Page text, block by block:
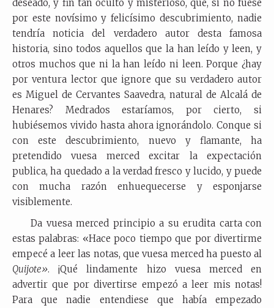
deseado, y fin tan oculto y misterioso, que, si no fuese
por este novísimo y felicísimo descubrimiento, nadie
tendría noticia del verdadero autor desta famosa
historia, sino todos aquellos que la han leído y leen, y
otros muchos que ni la han leído ni leen. Porque ¿hay
por ventura lector que ignore que su verdadero autor
es Miguel de Cervantes Saavedra, natural de Alcalá de
Henares? Medrados estaríamos, por cierto, si
hubiésemos vivido hasta ahora ignorándolo. Conque si
con este descubrimiento, nuevo y flamante, ha
pretendido vuesa merced excitar la expectación
publica, ha quedado a la verdad fresco y lucido, y puede
con mucha razón enhuequecerse y esponjarse
visiblemente.
Da vuesa merced principio a su erudita carta con
estas palabras: «Hace poco tiempo que por divertirme
empecé a leer las notas, que vuesa merced ha puesto al
Quijote». ¡Qué lindamente hizo vuesa merced en
advertir que por divertirse empezó a leer mis notas!
Para que nadie entendiese que había empezado